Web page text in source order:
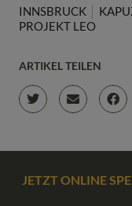
INNSBRUCK
PROJEKT LEO
ARTIKEL TEILEN
JETZT ONLINE